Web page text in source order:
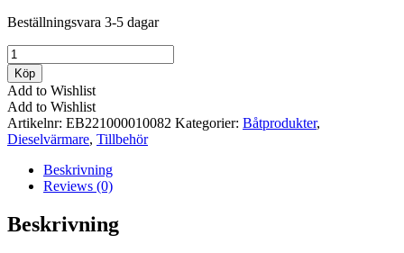
Beställningsvara 3-5 dagar
Y-
rör
75/60/60mm
mängd
Köp
Add to Wishlist
Add to Wishlist
Artikelnr: EB221000010082 Kategorier: Båtprodukter,
Dieselvärmare, Tillbehör
Beskrivning
Reviews (0)
Beskrivning